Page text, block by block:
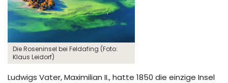
Die Roseninsel bei Feldafing (Foto:
Klaus Leidorf)
Ludwigs Vater, Maximilian II., hatte 1850 die einzige Insel